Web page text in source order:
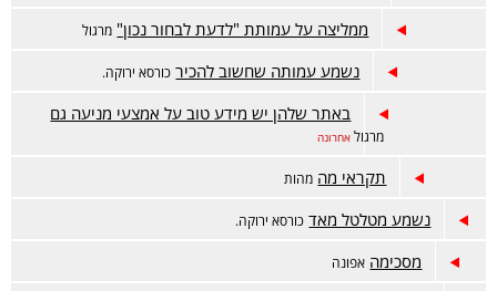
ממליצה על עמותת "לדעת לבחור נכון" מרגול
נשמע עמותה שחשוב להכיר כורסא ירוקה.
באתר שלהן יש מידע טוב על אמצעי מניעה גם
מרגול אחרונה
תקראי מה מהות
נשמע מטלטל מאד כורסא ירוקה.
מסכימה אפונה